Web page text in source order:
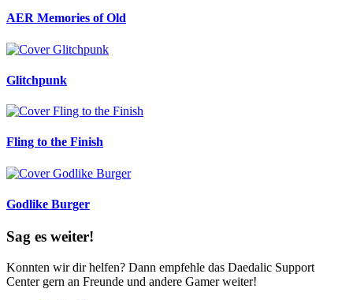
AER Memories of Old
Glitchpunk
Fling to the Finish
Godlike Burger
Sag es weiter!
Konnten wir dir helfen? Dann empfehle das Daedalic Support
Center gern an Freunde und andere Gamer weiter!